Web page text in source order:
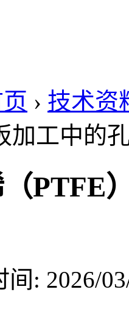
› 技术资
加工中的
PTFE
间: 2026/